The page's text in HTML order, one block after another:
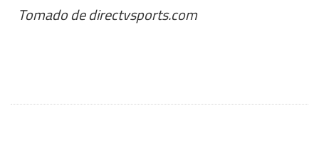
Tomado de directvsports.com